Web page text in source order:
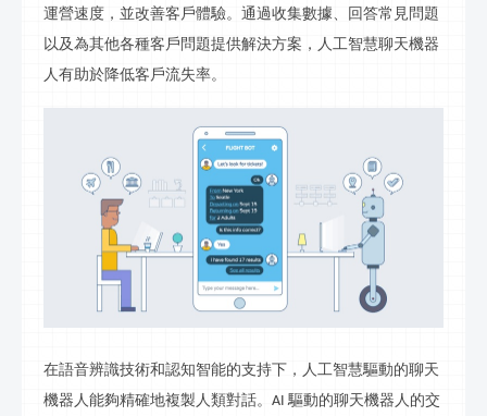
運營速度，並改善客戶體驗。通過收集數據、回答常見問題
以及為其他各種客戶問題提供解決方案，人工智慧聊天機器
人有助於降低客戶流失率。
在語音辨識技術和認知智能的支持下，人工智慧驅動的聊天
機器人能夠精確地複製人類對話。 AI驅動的聊天機器人的交